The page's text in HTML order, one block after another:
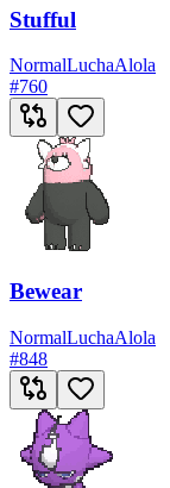
Stufful
NormalLuchaAlola
#760
Bewear
NormalLuchaAlola
#848